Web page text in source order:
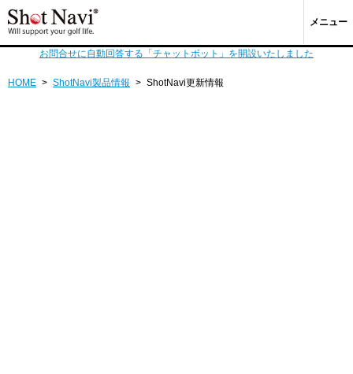
メニュー
お問合せに自動回答する「チャットボット」を開設いたしました
HOME > ShotNavi製品情報 > ShotNavi更新情報